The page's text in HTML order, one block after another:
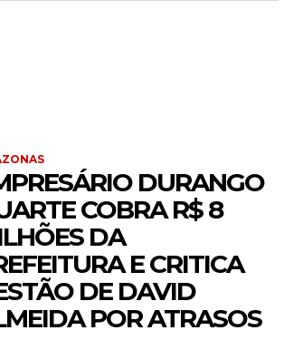
DURANGO
COBRA R$ 8
DA
E CRITICA
DE DAVID
POR ATRASOS